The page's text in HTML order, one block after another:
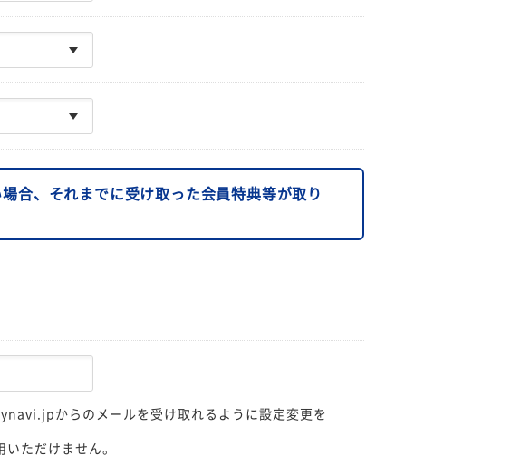
合、それまでに受け取った会員特典等が取り
からのメールを受け取れるように設定変更を
ただけません。